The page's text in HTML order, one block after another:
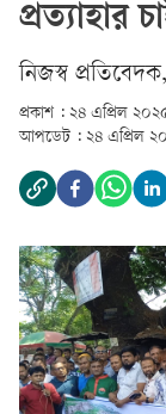
প্রত্যাহার
নিজস্ব
প্রকাশ : ২৪ এপ্রিল
আপডেট : ২৪ এপ্রিল